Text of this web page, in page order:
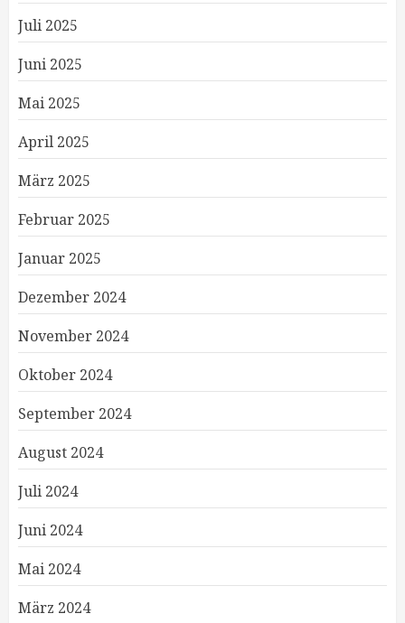
Juli 2025
Juni 2025
Mai 2025
April 2025
März 2025
Februar 2025
Januar 2025
Dezember 2024
November 2024
Oktober 2024
September 2024
August 2024
Juli 2024
Juni 2024
Mai 2024
März 2024